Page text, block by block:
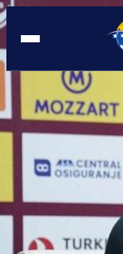
12:19, 03.07.2023